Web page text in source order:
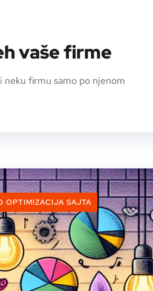
vaše firme
neku firmu samo po njenom
OPTIMIZACIJA SAJTA